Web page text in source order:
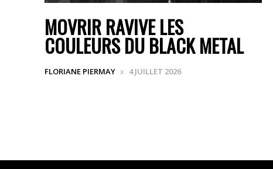
MOVRIR RAVIVE LES
COULEURS DU BLACK METAL
FLORIANE PIERMAY 4 JUILLET 2026